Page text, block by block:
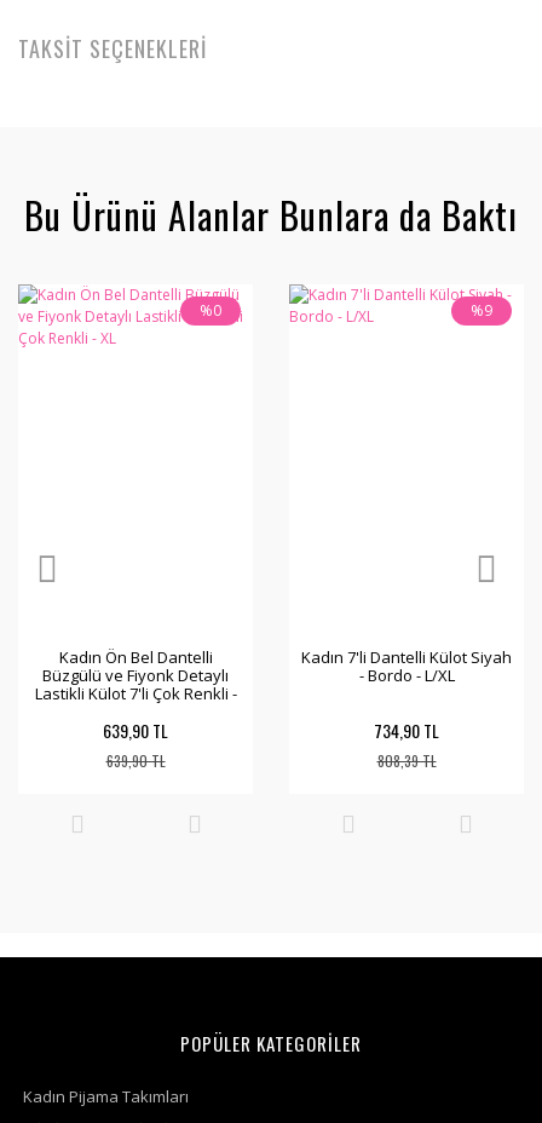
TAKSİT SEÇENEKLERİ
Bu Ürünü Alanlar Bunlara da Baktı
%0
Kadın Ön Bel Dantelli
Büzgülü ve Fiyonk Detaylı
Lastikli Külot 7'li Çok Renkli -
639,90 TL
639,90 TL
%9
Kadın 7'li Dantelli Külot Siyah
- Bordo - L/XL
734,90 TL
808,39 TL
POPÜLER KATEGORİLER
Kadın Pijama Takımları